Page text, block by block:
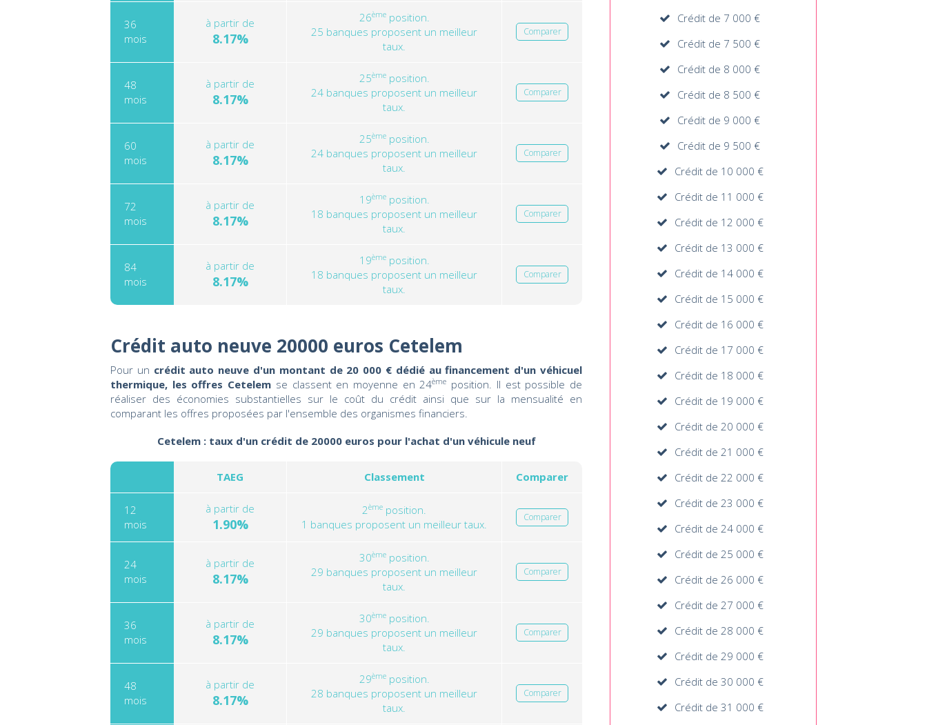
36
mois
à partir de
8.17%
26èmeposition.
25 banques proposent un meilleur
taux.
Comparer
48
mois
à partir de
8.17%
25èmeposition.
24 banques proposent un meilleur
taux.
Comparer
60
mois
à partir de
8.17%
25èmeposition.
24 banques proposent un meilleur
taux.
Comparer
72
mois
à partir de
8.17%
19èmeposition.
18 banques proposent un meilleur
taux.
Comparer
84
mois
à partir de
8.17%
19èmeposition.
18 banques proposent un meilleur
taux.
Comparer
Crédit auto neuve 20000 euros Cetelem
Pour un crédit auto neuve d'un montant de 20 000 € dédié au financement d'un véhicuel
thermique, les offres Cetelem se classent en moyenne en 24ème position. Il est possible de
réaliser des économies substantielles sur le coût du crédit ainsi que sur la mensualité en
comparant les offres proposées par l'ensemble des organismes financiers.
Cetelem : taux d'un crédit de 20000 euros pour l'achat d'un véhicule neuf
TAEG Classement Comparer
12
mois
à partir de
1.90%
2ème position.
1 banques proposent un meilleur taux.
Comparer
24
mois
à partir de
8.17%
30èmeposition.
29 banques proposent un meilleur
taux.
Comparer
36
mois
à partir de
8.17%
30èmeposition.
29 banques proposent un meilleur
taux.
Comparer
48
mois
à partir de
8.17%
29èmeposition.
28 banques proposent un meilleur
taux.
Comparer
Crédit de 7 000 €
Crédit de 7 500 €
Crédit de 8 000 €
Crédit de 8 500 €
Crédit de 9 000 €
Crédit de 9 500 €
Crédit de 10 000 €
Crédit de 11 000 €
Crédit de 12 000 €
Crédit de 13 000 €
Crédit de 14 000 €
Crédit de 15 000 €
Crédit de 16 000 €
Crédit de 17 000 €
Crédit de 18 000 €
Crédit de 19 000 €
Crédit de 20 000 €
Crédit de 21 000 €
Crédit de 22 000 €
Crédit de 23 000 €
Crédit de 24 000 €
Crédit de 25 000 €
Crédit de 26 000 €
Crédit de 27 000 €
Crédit de 28 000 €
Crédit de 29 000 €
Crédit de 30 000 €
Crédit de 31 000 €